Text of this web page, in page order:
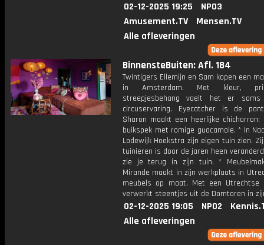
02-12-2025 19:25
NPO3
Amusement.TV
Mensen.TV
Alle afleveringen
BinnensteBuiten: Afl. 184
Twintigers Ellemijn en Sam kopen een
in Amsterdam. Met kleur,
streepjesbehang voelt het er
circuservaring. Eyecatcher is de
Sharon maakt een heerlijke chicharron:
buikspek met romige guacamole. * In
Lodewijk Hoekstra zijn eigen tuin zien.
tuinieren is door de jaren heen
zie je terug in zijn tuin. *
Mirande maakt in zijn werkplaats in
meubels op maat. Met een Utrechtse
verwerkt steentjes uit de Domtoren in
02-12-2025 19:05 NPO2
Alle afleveringen